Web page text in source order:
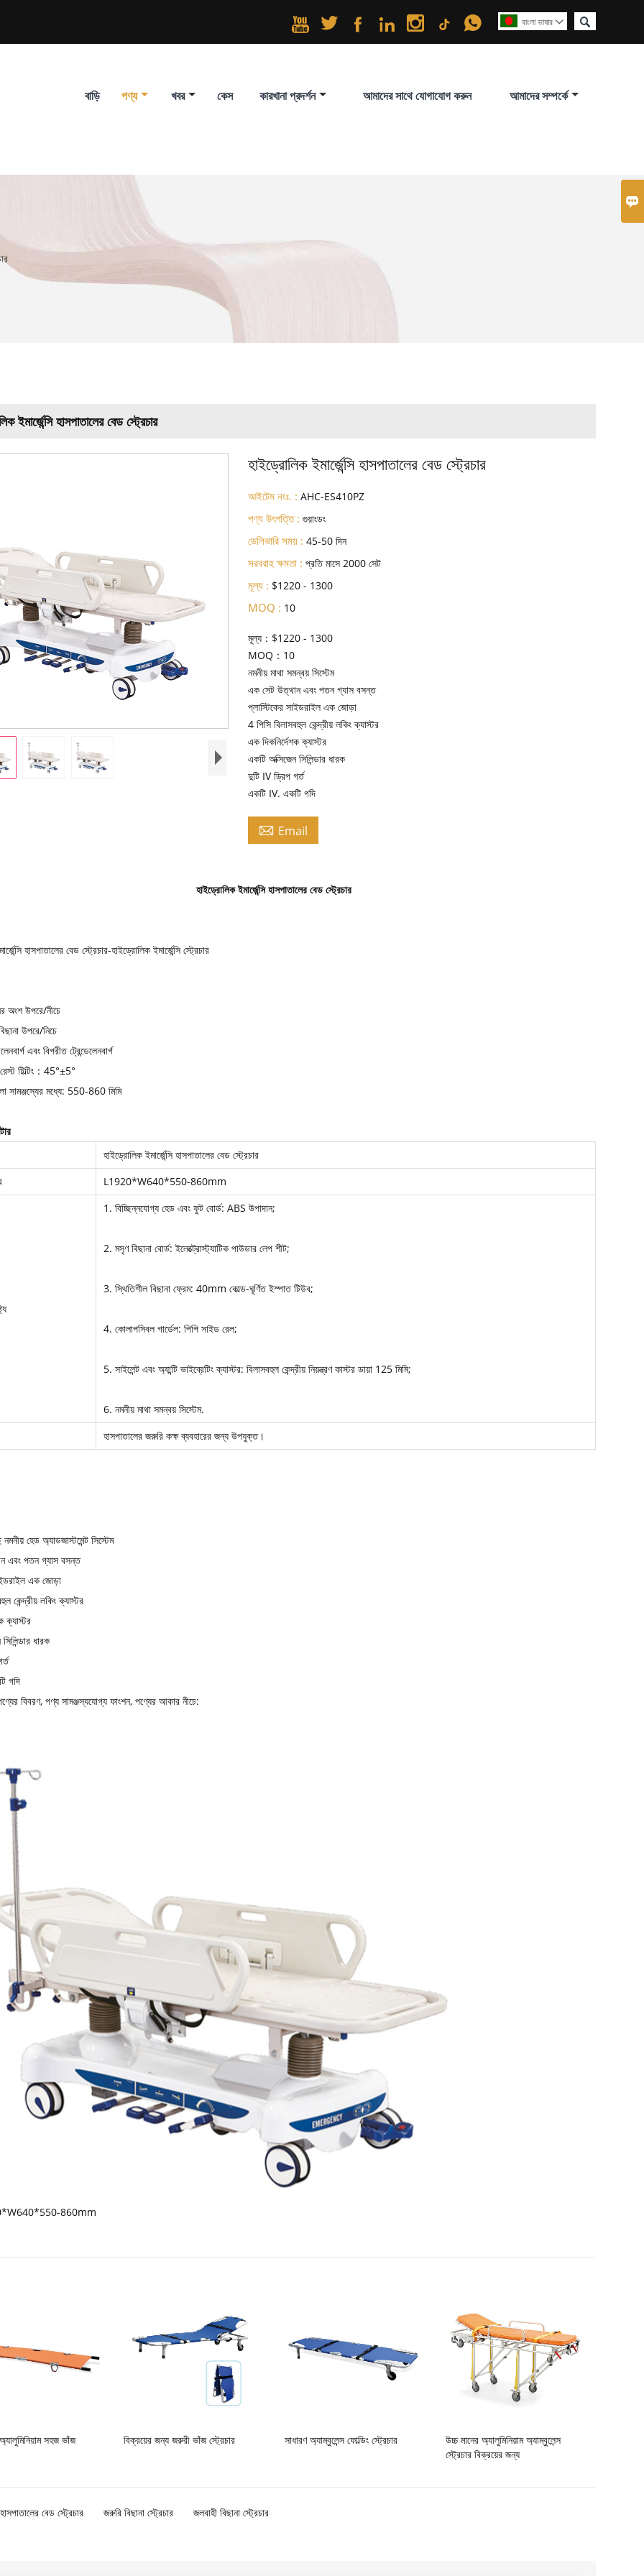


বাংলা ভাষার 
     
বাড়ি পণ্য খবর কেস কারখানা প্রদর্শন আমাদের সাথে যোগাযোগ করুন আমাদের সম্পর্কে
ইমার্জেন্সি হাসপাতালের বেড স্ট্রেচার
হাইড্রোলিক ইমার্জেন্সি হাসপাতালের বেড স্ট্রেচার
আইটেম নংঃ. : AHC-ES410PZ
পণ্য উৎপত্তি : গুয়াংডং
ডেলিভারি সময় : 45-50 দিন
সরবরাহ ক্ষমতা : প্রতি মাসে 2000 সেট
মূল্য : $1220 - 1300
MOQ : 10
মূল্য：$1220 - 1300
MOQ：10
নমনীয় মাথা সমন্বয় সিস্টেম
এক সেট উত্থান এবং পতন গ্যাস বসন্ত
প্লাস্টিকের সাইডরাইল এক জোড়া
4 পিসি বিলাসবহুল কেন্দ্রীয় লকিং ক্যাস্টর
এক দিকনির্দেশক ক্যাস্টর
একটি অক্সিজেন সিলিন্ডার ধারক
দুটি IV ড্রিপ গর্ত
একটি IV. একটি গদি
 Email
হাইড্রোলিক ইমার্জেন্সি হাসপাতালের বেড স্ট্রেচার
হাসপাতালের বেড স্ট্রেচার-হাইড্রোলিক ইমার্জেন্সি স্ট্রেচার
অংশ উপরে/নীচে
উপরে/নিচে
এবং বিপরীত ট্রেন্ডেলেনবার্গ
টিল্টিং：45°±5°
সামঞ্জস্যের মধ্যে: 550-860 মিমি
হাইড্রোলিক ইমার্জেন্সি হাসপাতালের বেড স্ট্রেচার
L1920*W640*550-860mm
1. বিচ্ছিন্নযোগ্য হেড এবং ফুট বোর্ড: ABS উপাদান;
2. মসৃণ বিছানা বোর্ড: ইলেক্ট্রোস্ট্যাটিক পাউডার লেপ শীট;
3. স্থিতিশীল বিছানা ফ্রেম: 40mm কোল্ড-ঘূর্ণিত ইস্পাত টিউব;
4. কোলাপসিবল গার্ডেল: পিপি সাইড রেল;
5. সাইলেন্ট এবং অ্যান্টি ভাইব্রেটিং ক্যাস্টর: বিলাসবহুল কেন্দ্রীয় নিয়ন্ত্রণ কাস্টর ডায়া 125 মিমি;
6. নমনীয় মাথা সমন্বয় সিস্টেম.
হাসপাতালের জরুরি কক্ষ ব্যবহারের জন্য উপযুক্ত।
হেড অ্যাডজাস্টমেন্ট সিস্টেম
এবং পতন গ্যাস বসন্ত
এক জোড়া
কেন্দ্রীয় লকিং ক্যাস্টর
ক্যাস্টর
ধারক
গদি
বিবরণ, পণ্য সামঞ্জস্যযোগ্য ফাংশন, পণ্যের আকার নীচে:
860mm
সহজ ভাঁজ
বিক্রয়ের জন্য জরুরী ভাঁজ স্ট্রেচার সাধারণ অ্যাম্বুলেন্স ফোল্ডিং স্ট্রেচার
উচ্চ মানের অ্যালুমিনিয়াম অ্যাম্বুলেন্স
স্ট্রেচার বিক্রয়ের জন্য
হাসপাতালের বেড স্ট্রেচার জরুরি বিছানা স্ট্রেচার জলবাহী বিছানা স্ট্রেচার